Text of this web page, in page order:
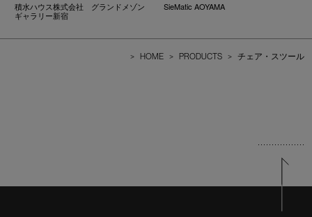
積水ハウス株式会社 グランドメゾン
ギャラリー新宿
SieMatic AOYAMA
> HOME > PRODUCTS > チェア・スツール